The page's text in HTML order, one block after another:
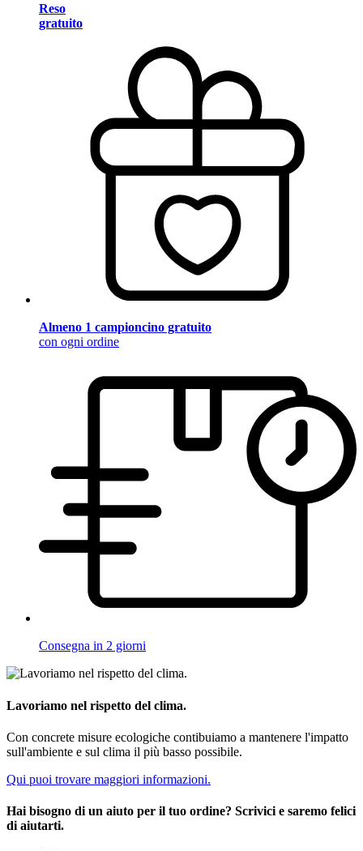
Reso
gratuito
Almeno 1 campioncino gratuito
con ogni ordine
Consegna in 2 giorni
Lavoriamo nel rispetto del clima.
Con concrete misure ecologiche contibuiamo a mantenere l'impatto
sull'ambiente e sul clima il più basso possibile.
Qui puoi trovare maggiori informazioni.
Hai bisogno di un aiuto per il tuo ordine? Scrivici e saremo felici
di aiutarti.